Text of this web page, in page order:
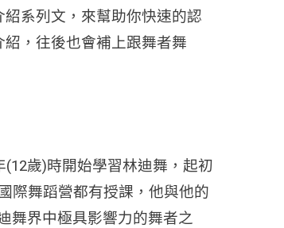
系列文，來幫助你快速的認
，往後也會補上跟舞者舞
(12歲)時開始學習林迪舞，起初
際舞蹈營都有授課， 他與他的
舞界中極具影響力的舞者之